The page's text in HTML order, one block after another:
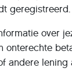
geregistreerd.
over
onterechte
andere lening